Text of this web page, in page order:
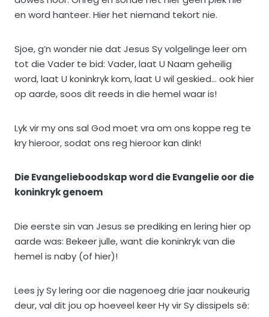
en word hanteer. Hier het niemand tekort nie.
Sjoe, g’n wonder nie dat Jesus Sy volgelinge leer om
tot die Vader te bid: Vader, laat U Naam geheilig
word, laat U koninkryk kom, laat U wil geskied… ook hier
op aarde, soos dit reeds in die hemel waar is!
Lyk vir my ons sal God moet vra om ons koppe reg te
kry hieroor, sodat ons reg hieroor kan dink!
Die Evangelieboodskap word die Evangelie oor die
koninkryk genoem
Die eerste sin van Jesus se prediking en lering hier op
aarde was: Bekeer julle, want die koninkryk van die
hemel is naby (of hier)!
Lees jy Sy lering oor die nagenoeg drie jaar noukeurig
deur, val dit jou op hoeveel keer Hy vir Sy dissipels sê: